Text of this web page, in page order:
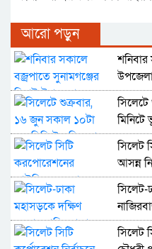
আরো পড়ুন
শনিবার
মারা
সিলেট
আসন্ন
হোসেন
সিলেট-
সিলেট